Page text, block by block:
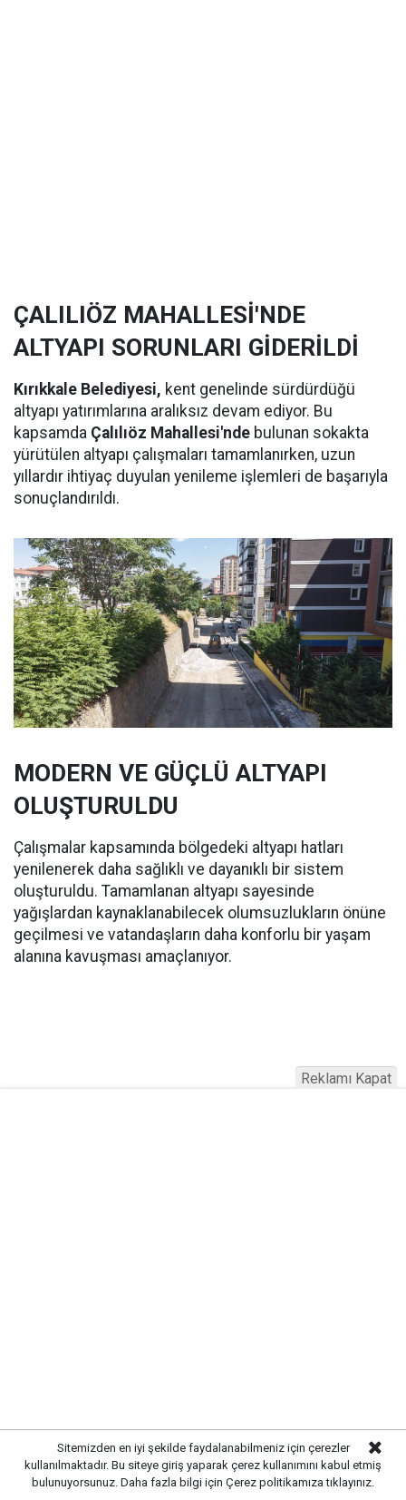
ÇALILIÖZ MAHALLESİ'NDE
ALTYAPI SORUNLARI GİDERİLDİ
Kırıkkale Belediyesi, kent genelinde sürdürdüğü
altyapı yatırımlarına aralıksız devam ediyor. Bu
kapsamda Çalılıöz Mahallesi'nde bulunan sokakta
yürütülen altyapı çalışmaları tamamlanırken, uzun
yıllardır ihtiyaç duyulan yenileme işlemleri de başarıyla
sonuçlandırıldı.
MODERN VE GÜÇLÜ ALTYAPI
OLUŞTURULDU
Çalışmalar kapsamında bölgedeki altyapı hatları
yenilenerek daha sağlıklı ve dayanıklı bir sistem
oluşturuldu. Tamamlanan altyapı sayesinde
yağışlardan kaynaklanabilecek olumsuzlukların önüne
geçilmesi ve vatandaşların daha konforlu bir yaşam
alanına kavuşması amaçlanıyor.
SIRADA YOL VE ÇEVRE
DÜZENLEMESİ VAR
Sitemizden en iyi şekilde faydalanabilmeniz için çerezler
kullanılmaktadır. Bu siteye giriş yaparak çerez kullanımını kabul etmiş
bulunuyorsunuz. Daha fazla bilgi için Çerez politikamıza tıklayınız.
Reklamı Kapat